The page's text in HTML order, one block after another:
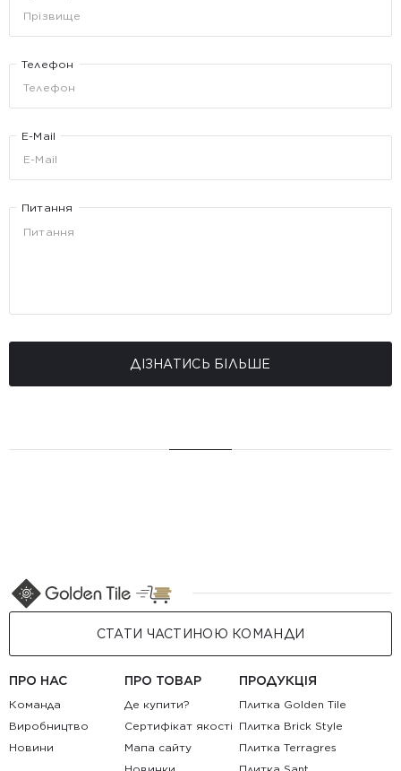
Телефон
E-Mail
Питання
ДІЗНАТИСЬ БІЛЬШЕ
СТАТИ ЧАСТИНОЮ КОМАНДИ
ПРО НАС
Команда
Виробництво
Новини
ПРО ТОВАР
Де купити?
Сертифікат якості
Мапа сайту
ПРОДУКЦІЯ
Плитка Golden Tile
Плитка Brick Style
Плитка Terragres